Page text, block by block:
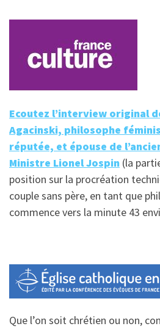
Ecoutez l’interview original
Agacinski, philosophe
réputée, et épouse de
Ministre Lionel Jospin (la
position sur la procréation
couple sans père, en tant que
commence vers la minute 43
Que l’on soit chrétien ou non,